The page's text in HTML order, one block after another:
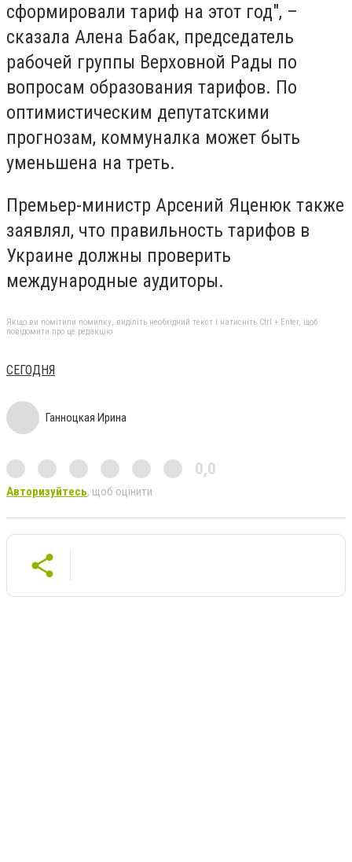
сформировали тариф на этот год", –
сказала Алена Бабак, председатель
рабочей группы Верховной Рады по
вопросам образования тарифов. По
оптимистическим депутатскими
прогнозам, коммуналка может быть
уменьшена на треть.
Премьер-министр Арсений Яценюк также
заявлял, что правильность тарифов в
Украине должны проверить
международные аудиторы.
Якщо ви помітили помилку, виділіть необхідний текст і натисніть Ctrl + Enter, щоб
повідомити про це редакцію
СЕГОДНЯ
Ганноцкая Ирина
0,0
Авторизуйтесь, щоб оцінити